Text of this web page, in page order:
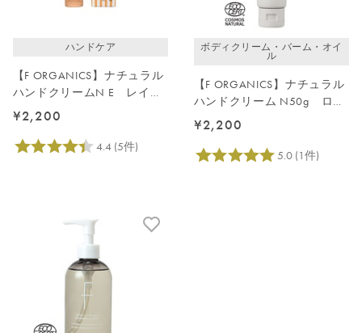
ハンドケア
【F ORGANICS】ナチュラル
ハンドクリームN E レイユ
ールデルブの香り
¥2,200
ボディクリーム・バーム・オイ
ル
【F ORGANICS】ナチュラル
ハンドクリーム N50g ロー
ズ＆シダーウッド
¥2,200